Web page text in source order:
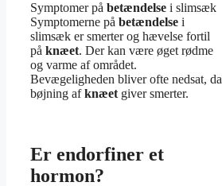
Symptomer på betændelse i slimsæk
Symptomerne på betændelse i
slimsæk er smerter og hævelse fortil
på knæet. Der kan være øget rødme
og varme af området.
Bevægeligheden bliver ofte nedsat, da
bøjning afknæet giver smerter.
Er endorfiner et
hormon?